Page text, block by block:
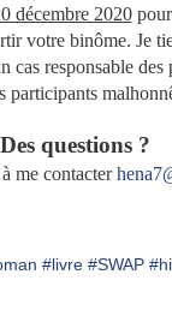
décembre 2020pour
votre binôme. Je
cas responsable des
participants
Des questions ?
me contacter
#livre #SWAP